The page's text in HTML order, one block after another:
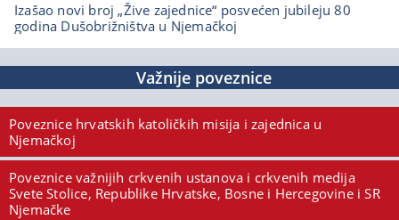
Izašao novi broj „Žive zajednice“ posvećen jubileju 80
godina Dušobrižništva u Njemačkoj
Važnije poveznice
Poveznice hrvatskih katoličkih misija i zajednica u
Njemačkoj
Poveznice važnijih crkvenih ustanova i crkvenih medija
Svete Stolice, Republike Hrvatske, Bosne i Hercegovine i SR
Njemačke